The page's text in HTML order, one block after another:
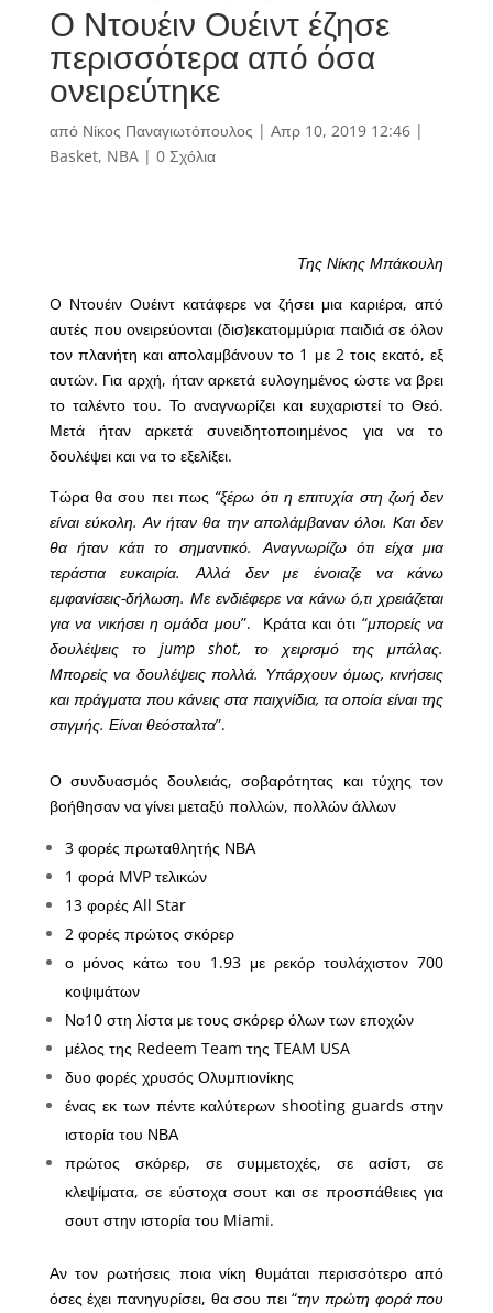
O Ντουέιν Ουέιντ έζησε
περισσότερα από όσα
ονειρεύτηκε
από Νίκος Παναγιωτόπουλος | Απρ 10, 2019 12:46|
Basket, NBA| 0 Σχόλια
Της Νίκης Μπάκουλη
O Ντουέιν Ουέιντ κατάφερε να ζήσει μια καριέρα, από
αυτές που ονειρεύονται (δισ)εκατομμύρια παιδιά σε όλον
τον πλανήτη και απολαμβάνουν το 1 με 2 τοις εκατό, εξ
αυτών. Για αρχή, ήταν αρκετά ευλογημένος ώστε να βρει
το ταλέντο του. Το αναγνωρίζει και ευχαριστεί το Θεό.
Μετά ήταν αρκετά συνειδητοποιημένος για να το
δουλέψει και να το εξελίξει.
Τώρα θα σου πει πως “ξέρω ότι η επιτυχία στη ζωή δεν
είναι εύκολη. Αν ήταν θα την απολάμβαναν όλοι. Και δεν
θα ήταν κάτι το σημαντικό. Αναγνωρίζω ότι είχα μια
τεράστια ευκαιρία. Αλλά δεν με ένοιαζε να κάνω
εμφανίσεις-δήλωση. Με ενδιέφερε να κάνω ό,τι χρειάζεται
για να νικήσει η ομάδα μου”. Κράτα και ότι “μπορείς να
δουλέψεις το jump shot, το χειρισμό της μπάλας.
Μπορείς να δουλέψεις πολλά. Υπάρχουν όμως, κινήσεις
και πράγματα που κάνεις στα παιχνίδια, τα οποία είναι της
στιγμής. Είναι θεόσταλτα”.
Ο συνδυασμός δουλειάς, σοβαρότητας και τύχης τον
βοήθησαν να γίνει μεταξύ πολλών, πολλών άλλων
3 φορές πρωταθλητής ΝΒΑ
1 φορά MVP τελικών
13 φορές All Star
2 φορές πρώτος σκόρερ
ο μόνος κάτω του 1.93 με ρεκόρ τουλάχιστον 700
κοψιμάτων
Νο10 στη λίστα με τους σκόρερ όλων των εποχών
μέλος της Redeem Team της TEAM USA
δυο φορές χρυσός Ολυμπιονίκης
ένας εκ των πέντε καλύτερων shooting guards στην
ιστορία του ΝΒΑ
πρώτος σκόρερ, σε συμμετοχές, σε ασίστ, σε
κλεψίματα, σε εύστοχα σουτ και σε προσπάθειες για
σουτ στην ιστορία του Miami.
Αν τον ρωτήσεις ποια νίκη θυμάται περισσότερο από
όσες έχει πανηγυρίσει, θα σου πει “την πρώτη φορά που